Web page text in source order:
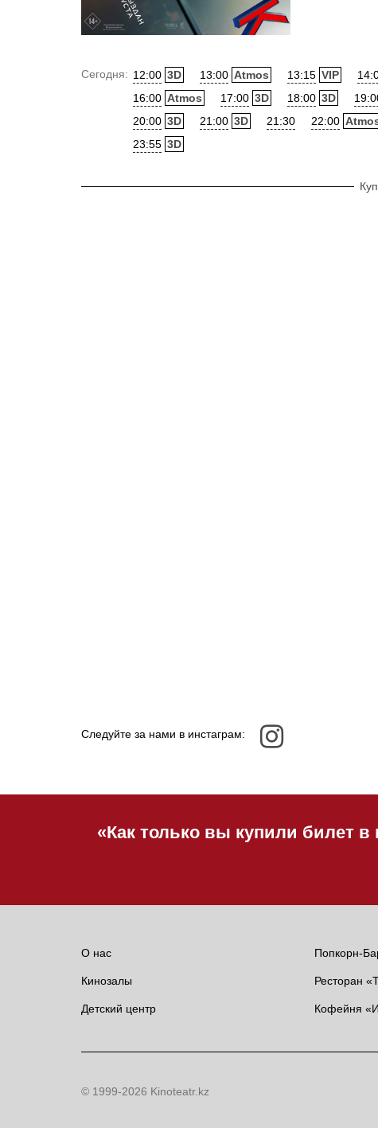
Сегодня: 12:00 3D 13:00 Atmos 13:15 VIP
16:00 Atmos 17:00 3D 18:00 3D
20:00 3D 21:00 3D 21:30 22:00
23:55 3D
Следуйте за нами в инстаграм:
«Как только вы купили билет
О нас
Кинозалы
Детский центр
Попкорн-
Ресторан
Кофейня
© 1999-2026 Kinoteatr.kz